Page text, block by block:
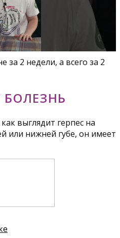
за 2 недели, а всего за 2
БОЛЕЗНЬ
выглядит герпес на
или нижней губе, он имеет